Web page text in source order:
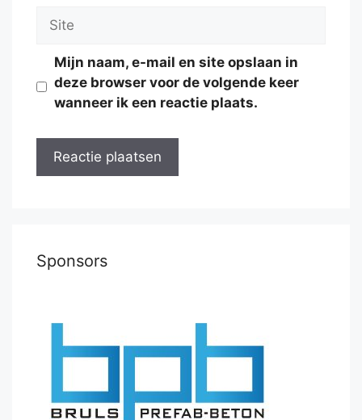
Site
Mijn naam, e-mail en site opslaan in
deze browser voor de volgende keer
wanneer ik een reactie plaats.
Sponsors